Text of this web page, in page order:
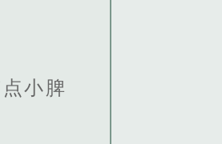
小脾